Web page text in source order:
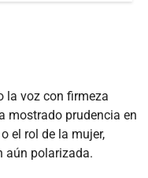
la voz con firmeza
mostrado prudencia en
el rol de la mujer,
aún polarizada.